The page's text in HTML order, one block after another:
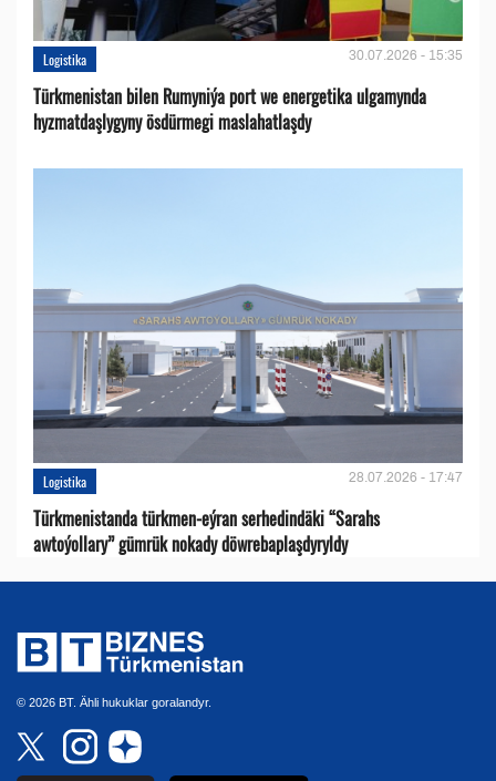
Logistika 30.07.2026 - 15:35
Türkmenistan bilen Rumyniýa port we energetika ulgamynda
hyzmatdaşlygyny ösdürmegi maslahatlaşdy
Logistika 28.07.2026 - 17:47
Türkmenistanda türkmen-eýran serhedindäki “Sarahs
awtoýollary” gümrük nokady döwrebaplaşdyryldy
© 2026 BT. Ähli hukuklar goralandyr.